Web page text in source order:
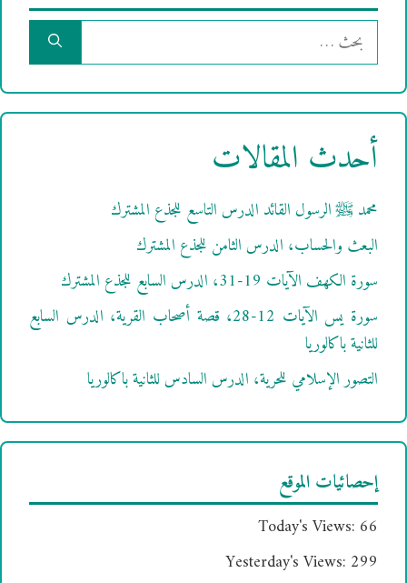
البحث
عن:
أحدث المقالات
محمد ﷺ الرسول القائد الدرس التاسع للجذع المشترك
البعث والحساب، الدرس الثامن للجذع المشترك
سورة الكهف الآيات 19-31، الدرس السابع للجذع المشترك
سورة يس الآيات 12-28، قصة أصحاب القرية، الدرس السابع
للثانية باكالوريا
التصور الإسلامي للحرية، الدرس السادس للثانية باكالوريا
إحصائيات الموقع
Today's Views: 66
Yesterday's Views: 299